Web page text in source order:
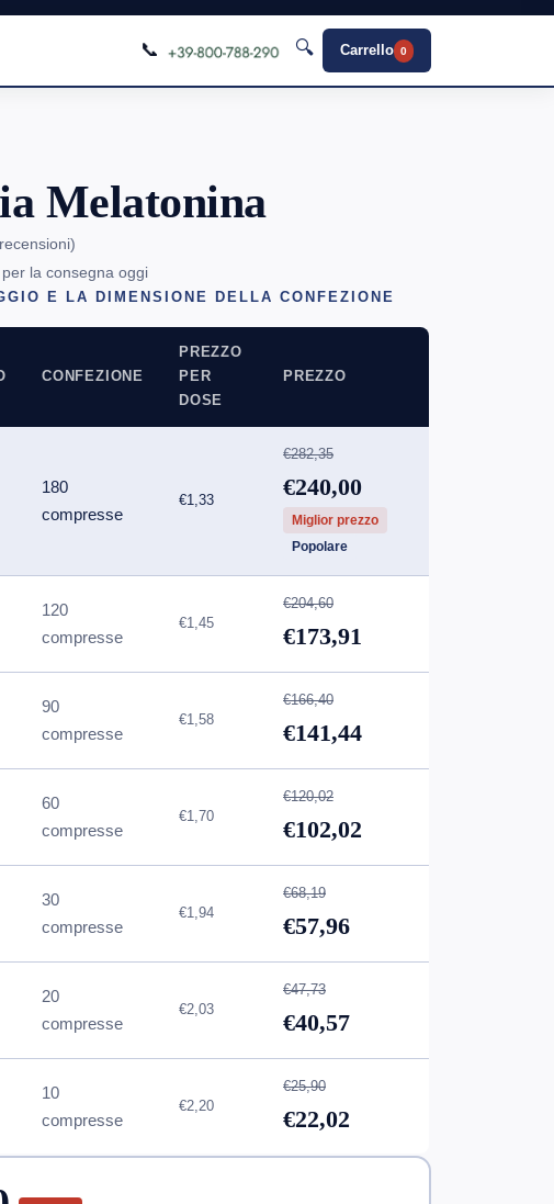
📞 🔍 Carrello 0
Melatonina
recensioni)
la consegna oggi
E LA DIMENSIONE DELLA CONFEZIONE
CONFEZIONE
PREZZO
PER
DOSE
PREZZO
180
compresse
€1,33
€282,35
€240,00
Miglior prezzo
Popolare
120
compresse
€1,45
€204,60
€173,91
90
compresse
€1,58
€166,40
€141,44
60
compresse
€1,70
€120,02
€102,02
30
compresse
€1,94
€68,19
€57,96
20
compresse
€2,03
€47,73
€40,57
10
compresse
€2,20
€25,90
€22,02